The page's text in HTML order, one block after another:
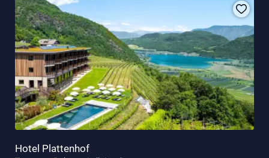
Hotel Plattenhof